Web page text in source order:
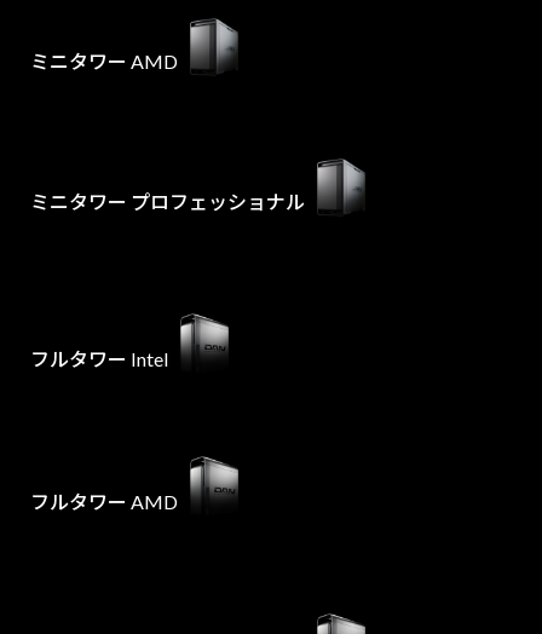
ミニタワー AMD
ミニタワー プロフェッショナル
フルタワー Intel
フルタワー AMD